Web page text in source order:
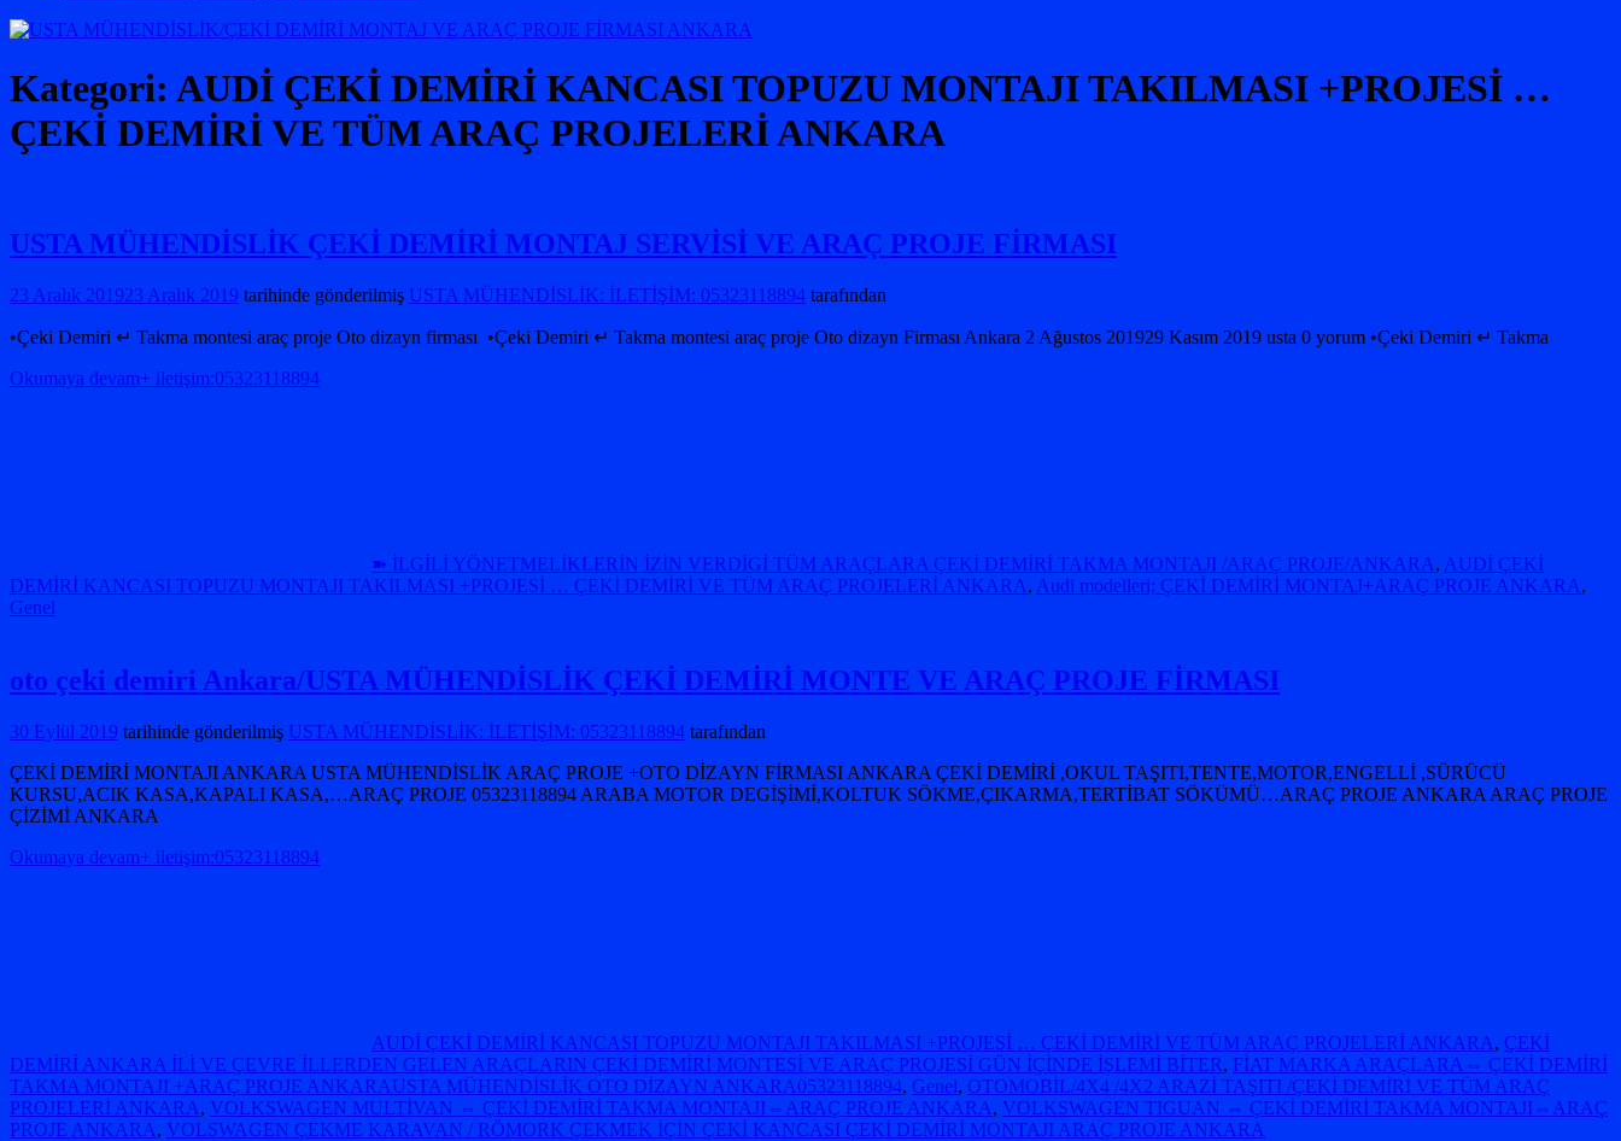
Kategori: AUDİ ÇEKİ DEMİRİ KANCASI TOPUZU MONTAJI TAKILMASI +PROJESİ …
ÇEKİ DEMİRİ VE TÜM ARAÇ PROJELERİ ANKARA
USTA MÜHENDİSLİK ÇEKİ DEMİRİ MONTAJ SERVİSİ VE ARAÇ PROJE FİRMASI
23 Aralık 201923 Aralık 2019 tarihinde gönderilmiş USTA MÜHENDİSLİK: İLETİŞİM: 05323118894 tarafından
•Çeki Demiri ↵ Takma montesi araç proje Oto dizayn firması •Çeki Demiri ↵ Takma montesi araç proje Oto dizayn Firması Ankara 2 Ağustos 201929 Kasım 2019 usta 0 yorum •Çeki Demiri ↵ Takma
Okumaya devam+ iletişim:05323118894
➽ İLGİLİ YÖNETMELİKLERİN İZİN VERDİGİ TÜM ARAÇLARA ÇEKİ DEMİRİ TAKMA MONTAJI /ARAÇ PROJE/ANKARA, AUDİ ÇEKİ
DEMİRİ KANCASI TOPUZU MONTAJI TAKILMASI +PROJESİ … ÇEKİ DEMİRİ VE TÜM ARAÇ PROJELERİ ANKARA, Audi modelleri; ÇEKİ DEMİRİ MONTAJ+ARAÇ PROJE ANKARA,
Genel
oto çeki demiri Ankara/USTA MÜHENDİSLİK ÇEKİ DEMİRİ MONTE VE ARAÇ PROJE FİRMASI
30 Eylül 2019 tarihinde gönderilmiş USTA MÜHENDİSLİK: İLETİŞİM: 05323118894 tarafından
ÇEKİ DEMİRİ MONTAJI ANKARA USTA MÜHENDİSLİK ARAÇ PROJE +OTO DİZAYN FİRMASI ANKARA ÇEKİ DEMİRİ ,OKUL TAŞITI,TENTE,MOTOR,ENGELLİ ,SÜRÜCÜ
KURSU,ACIK KASA,KAPALI KASA,…ARAÇ PROJE 05323118894 ARABA MOTOR DEGİŞİMİ,KOLTUK SÖKME,ÇIKARMA,TERTİBAT SÖKÜMÜ…ARAÇ PROJE ANKARA ARAÇ PROJE
ÇİZİMİ ANKARA
Okumaya devam+ iletişim:05323118894
AUDİ ÇEKİ DEMİRİ KANCASI TOPUZU MONTAJI TAKILMASI +PROJESİ … ÇEKİ DEMİRİ VE TÜM ARAÇ PROJELERİ ANKARA, ÇEKİ
DEMİRİ ANKARA İLİ VE ÇEVRE İLLERDEN GELEN ARAÇLARIN ÇEKİ DEMİRİ MONTESİ VE ARAÇ PROJESİ GÜN İÇİNDE İŞLEMİ BİTER, FİAT MARKA ARAÇLARA⇔ ÇEKİ DEMİRİ
TAKMA MONTAJI +ARAÇ PROJE ANKARAUSTA MÜHENDİSLİK OTO DİZAYN ANKARA05323118894, Genel, OTOMOBİL/4X4 /4X2 ARAZİ TAŞITI /ÇEKİ DEMİRİ VE TÜM ARAÇ
PROJELERİ ANKARA, VOLKSWAGEN MULTİVAN ⇔ ÇEKİ DEMİRİ TAKMA MONTAJI⇔ARAÇ PROJE ANKARA, VOLKSWAGEN TIGUAN ⇔ ÇEKİ DEMİRİ TAKMA MONTAJI⇔ARAÇ
PROJE ANKARA, VOLSWAGEN ÇEKME KARAVAN / RÖMORK ÇEKMEK İÇİN ÇEKİ KANCASI ÇEKİ DEMİRİ MONTAJI ARAÇ PROJE ANKARA